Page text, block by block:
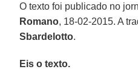
O texto foi publicado no
Romano, 18-02-2015. A
Sbardelotto.
Eis o texto.